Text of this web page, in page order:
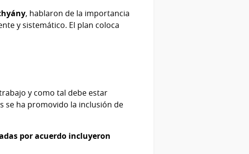
, hablaron de la importancia
y sistemático. El plan coloca
y como tal debe estar
se ha promovido la inclusión de
por acuerdo incluyeron